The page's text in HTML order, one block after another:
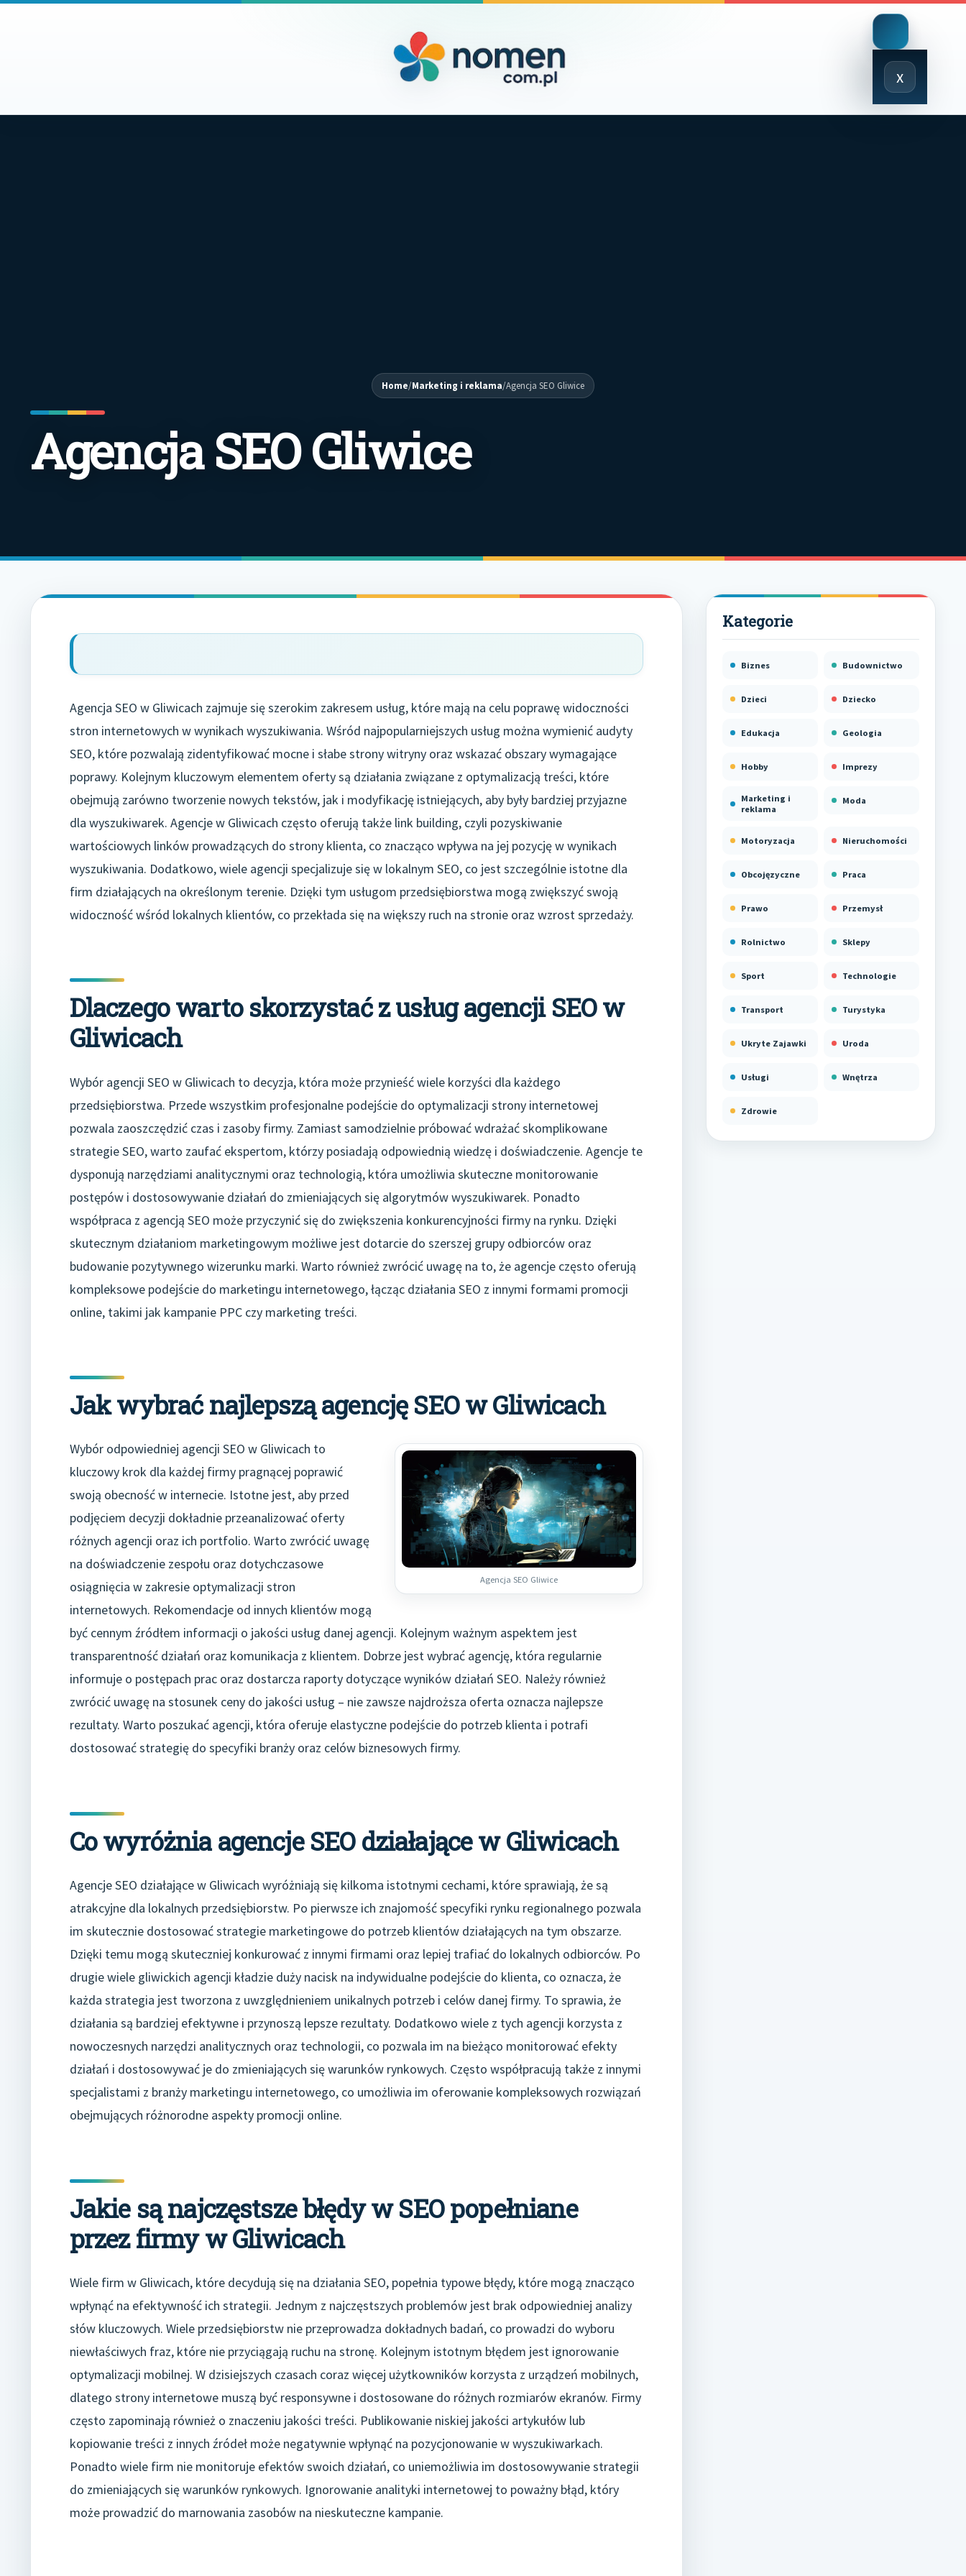
x
Close
Menu
Home/Marketing i reklama/Agencja SEO Gliwice
Agencja SEO Gliwice
Agencja SEO w Gliwicach zajmuje się szerokim zakresem usług, które mają na celu poprawę widoczności
stron internetowych w wynikach wyszukiwania. Wśród najpopularniejszych usług można wymienić audyty
SEO, które pozwalają zidentyfikować mocne i słabe strony witryny oraz wskazać obszary wymagające
poprawy. Kolejnym kluczowym elementem oferty są działania związane z optymalizacją treści, które
obejmują zarówno tworzenie nowych tekstów, jak i modyfikację istniejących, aby były bardziej przyjazne
dla wyszukiwarek. Agencje w Gliwicach często oferują także link building, czyli pozyskiwanie
wartościowych linków prowadzących do strony klienta, co znacząco wpływa na jej pozycję w wynikach
wyszukiwania. Dodatkowo, wiele agencji specjalizuje się w lokalnym SEO, co jest szczególnie istotne dla
firm działających na określonym terenie. Dzięki tym usługom przedsiębiorstwa mogą zwiększyć swoją
widoczność wśród lokalnych klientów, co przekłada się na większy ruch na stronie oraz wzrost sprzedaży.
Dlaczego warto skorzystać z usług agencji SEO w
Gliwicach
Wybór agencji SEO w Gliwicach to decyzja, która może przynieść wiele korzyści dla każdego
przedsiębiorstwa. Przede wszystkim profesjonalne podejście do optymalizacji strony internetowej
pozwala zaoszczędzić czas i zasoby firmy. Zamiast samodzielnie próbować wdrażać skomplikowane
strategie SEO, warto zaufać ekspertom, którzy posiadają odpowiednią wiedzę i doświadczenie. Agencje te
dysponują narzędziami analitycznymi oraz technologią, która umożliwia skuteczne monitorowanie
postępów i dostosowywanie działań do zmieniających się algorytmów wyszukiwarek. Ponadto
współpraca z agencją SEO może przyczynić się do zwiększenia konkurencyjności firmy na rynku. Dzięki
skutecznym działaniom marketingowym możliwe jest dotarcie do szerszej grupy odbiorców oraz
budowanie pozytywnego wizerunku marki. Warto również zwrócić uwagę na to, że agencje często oferują
kompleksowe podejście do marketingu internetowego, łącząc działania SEO z innymi formami promocji
online, takimi jak kampanie PPC czy marketing treści.
Jak wybrać najlepszą agencję SEO w Gliwicach
Agencja SEO Gliwice
Wybór odpowiedniej agencji SEO w Gliwicach to
kluczowy krok dla każdej firmy pragnącej poprawić
swoją obecność w internecie. Istotne jest, aby przed
podjęciem decyzji dokładnie przeanalizować oferty
różnych agencji oraz ich portfolio. Warto zwrócić uwagę
na doświadczenie zespołu oraz dotychczasowe
osiągnięcia w zakresie optymalizacji stron
internetowych. Rekomendacje od innych klientów mogą
być cennym źródłem informacji o jakości usług danej agencji. Kolejnym ważnym aspektem jest
transparentność działań oraz komunikacja z klientem. Dobrze jest wybrać agencję, która regularnie
informuje o postępach prac oraz dostarcza raporty dotyczące wyników działań SEO. Należy również
zwrócić uwagę na stosunek ceny do jakości usług – nie zawsze najdroższa oferta oznacza najlepsze
rezultaty. Warto poszukać agencji, która oferuje elastyczne podejście do potrzeb klienta i potrafi
dostosować strategię do specyfiki branży oraz celów biznesowych firmy.
Co wyróżnia agencje SEO działające w Gliwicach
Agencje SEO działające w Gliwicach wyróżniają się kilkoma istotnymi cechami, które sprawiają, że są
atrakcyjne dla lokalnych przedsiębiorstw. Po pierwsze ich znajomość specyfiki rynku regionalnego pozwala
im skutecznie dostosować strategie marketingowe do potrzeb klientów działających na tym obszarze.
Dzięki temu mogą skuteczniej konkurować z innymi firmami oraz lepiej trafiać do lokalnych odbiorców. Po
drugie wiele gliwickich agencji kładzie duży nacisk na indywidualne podejście do klienta, co oznacza, że
każda strategia jest tworzona z uwzględnieniem unikalnych potrzeb i celów danej firmy. To sprawia, że
działania są bardziej efektywne i przynoszą lepsze rezultaty. Dodatkowo wiele z tych agencji korzysta z
nowoczesnych narzędzi analitycznych oraz technologii, co pozwala im na bieżąco monitorować efekty
działań i dostosowywać je do zmieniających się warunków rynkowych. Często współpracują także z innymi
specjalistami z branży marketingu internetowego, co umożliwia im oferowanie kompleksowych rozwiązań
obejmujących różnorodne aspekty promocji online.
Jakie są najczęstsze błędy w SEO popełniane
przez firmy w Gliwicach
Wiele firm w Gliwicach, które decydują się na działania SEO, popełnia typowe błędy, które mogą znacząco
wpłynąć na efektywność ich strategii. Jednym z najczęstszych problemów jest brak odpowiedniej analizy
słów kluczowych. Wiele przedsiębiorstw nie przeprowadza dokładnych badań, co prowadzi do wyboru
niewłaściwych fraz, które nie przyciągają ruchu na stronę. Kolejnym istotnym błędem jest ignorowanie
optymalizacji mobilnej. W dzisiejszych czasach coraz więcej użytkowników korzysta z urządzeń mobilnych,
dlatego strony internetowe muszą być responsywne i dostosowane do różnych rozmiarów ekranów. Firmy
często zapominają również o znaczeniu jakości treści. Publikowanie niskiej jakości artykułów lub
kopiowanie treści z innych źródeł może negatywnie wpłynąć na pozycjonowanie w wyszukiwarkach.
Ponadto wiele firm nie monitoruje efektów swoich działań, co uniemożliwia im dostosowywanie strategii
do zmieniających się warunków rynkowych. Ignorowanie analityki internetowej to poważny błąd, który
może prowadzić do marnowania zasobów na nieskuteczne kampanie.
Biznes Budownictwo
Dzieci Dziecko
Edukacja Geologia
Hobby Imprezy
Marketing i
reklama
Moda
Motoryzacja Nieruchomości
Obcojęzyczne Praca
Prawo Przemysł
Rolnictwo Sklepy
Sport Technologie
Transport Turystyka
Ukryte Zajawki Uroda
Usługi Wnętrza
Zdrowie